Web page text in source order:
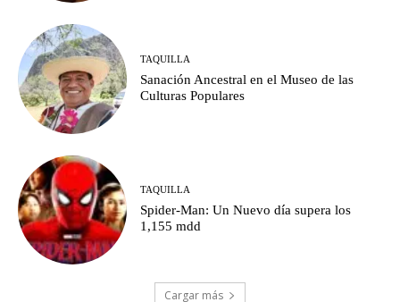
TAQUILLA
Sanación Ancestral en el Museo de las
Culturas Populares
TAQUILLA
Spider-Man: Un Nuevo día supera los
1,155 mdd
Cargar más